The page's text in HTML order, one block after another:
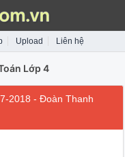
Upload Liên hệ
Lớp 4
2018 - Đoàn Thanh